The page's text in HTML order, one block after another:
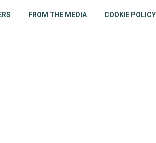
FROM THE MEDIA COOKIE POLICY